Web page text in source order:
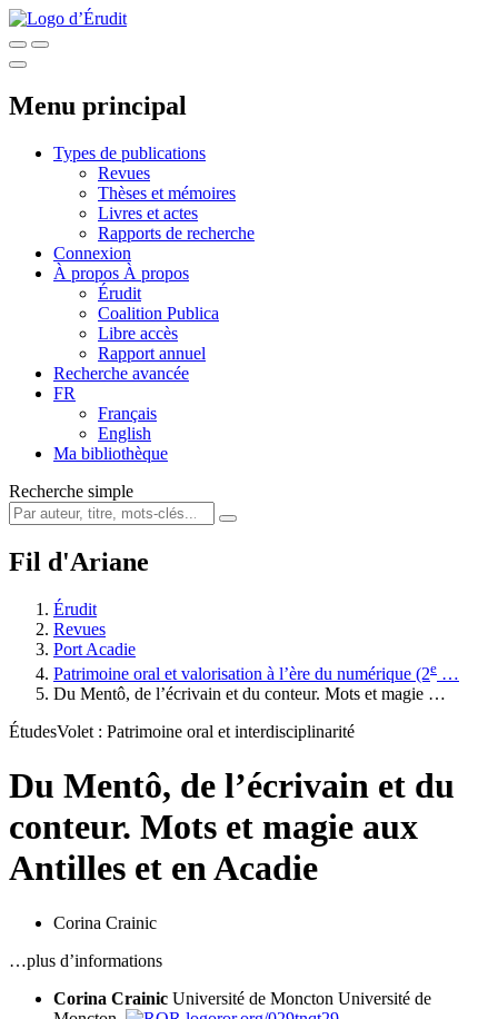
Menu principal
Types de publications
Revues
Thèses et mémoires
Livres et actes
Rapports de recherche
Connexion
À propos À propos
Érudit
Coalition Publica
Libre accès
Rapport annuel
Recherche avancée
FR
Français
English
Ma bibliothèque
Recherche simple
Fil d'Ariane
Érudit
Revues
Port Acadie
Patrimoine oral et valorisation à l’ère du numérique (2e …
Du Mentô, de l’écrivain et du conteur. Mots et magie …
ÉtudesVolet : Patrimoine oral et interdisciplinarité
Du Mentô, de l’écrivain et du
conteur. Mots et magie aux
Antilles et en Acadie
Corina Crainic
…plus d’informations
Corina Crainic Université de Moncton Université de